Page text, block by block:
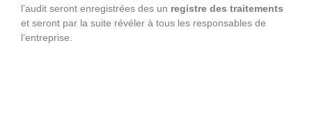
l’audit seront enregistrées des un registre des traitements
et seront par la suite révéler à tous les responsables de
l’entreprise.